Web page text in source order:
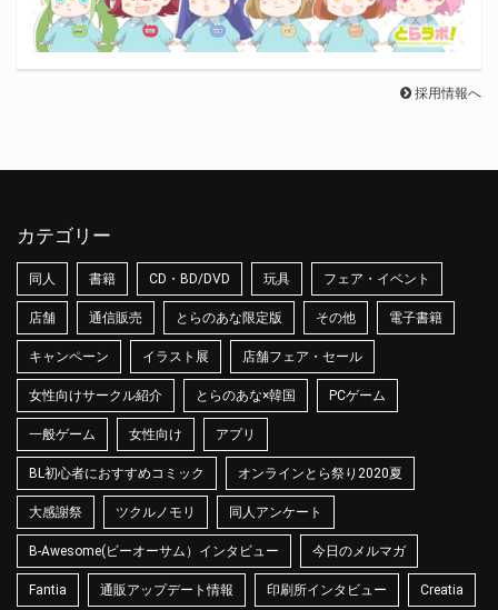
採用情報へ
カテゴリー
同人 書籍 CD・BD/DVD 玩具 フェア・イベント
店舗 通信販売 とらのあな限定版 その他 電子書籍
キャンペーン イラスト展 店舗フェア・セール
女性向けサークル紹介 とらのあな×韓国 PCゲーム
一般ゲーム 女性向け アプリ
BL初心者におすすめコミック オンラインとら祭り2020夏
大感謝祭 ツクルノモリ 同人アンケート
B-Awesome(ビーオーサム）インタビュー 今日のメルマガ
Fantia 通販アップデート情報 印刷所インタビュー Creatia